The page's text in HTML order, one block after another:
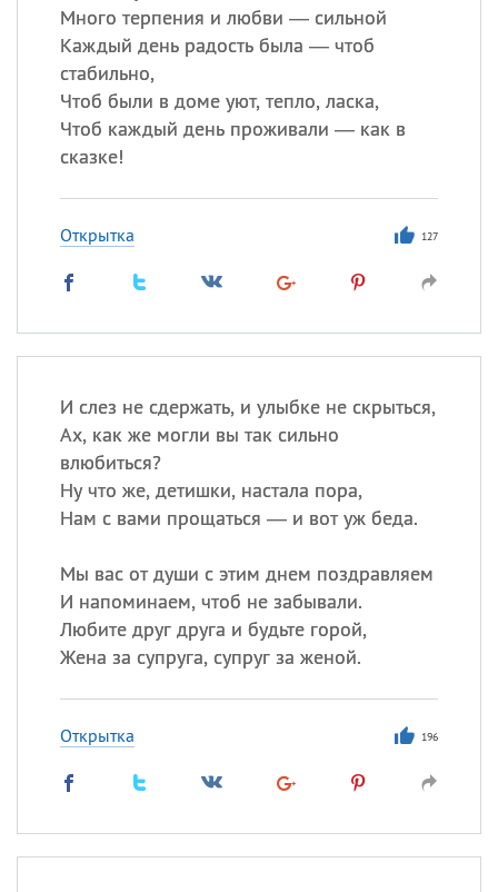
Много терпения и любви — сильной
Каждый день радость была — чтоб
стабильно,
Чтоб были в доме уют, тепло, ласка,
Чтоб каждый день проживали — как в
сказке!
Открытка 127
И слез не сдержать, и улыбке не скрыться,
Ах, как же могли вы так сильно
влюбиться?
Ну что же, детишки, настала пора,
Нам с вами прощаться — и вот уж беда.
Мы вас от души с этим днем поздравляем
И напоминаем, чтоб не забывали.
Любите друг друга и будьте горой,
Жена за супруга, супруг за женой.
Открытка 196